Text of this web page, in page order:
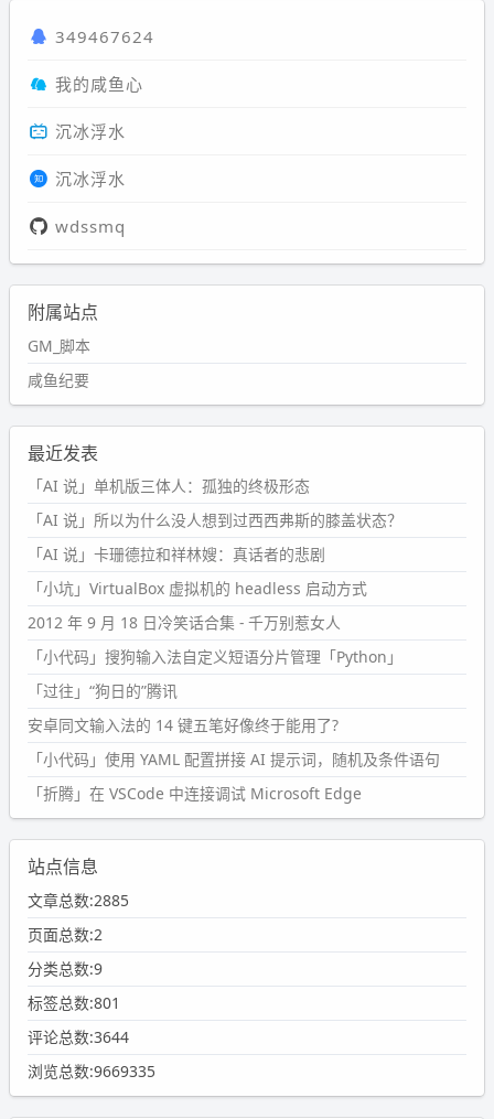
349467624
我的咸鱼心
沉冰浮水
沉冰浮水
wdssmq
附属站点
GM_脚本
咸鱼纪要
最近发表
「AI 说」单机版三体人：孤独的终极形态
「AI 说」所以为什么没人想到过西西弗斯的膝盖状态？
「AI 说」卡珊德拉和祥林嫂：真话者的悲剧
「小坑」VirtualBox 虚拟机的 headless 启动方式
2012 年 9 月 18 日冷笑话合集 - 千万别惹女人
「小代码」搜狗输入法自定义短语分片管理「Python」
「过往」“狗日的”腾讯
安卓同文输入法的 14 键五笔好像终于能用了?
「小代码」使用 YAML 配置拼接 AI 提示词，随机及条件语句
「折腾」在 VSCode 中连接调试 Microsoft Edge
站点信息
文章总数:2885
页面总数:2
分类总数:9
标签总数:801
评论总数:3644
浏览总数:9669335